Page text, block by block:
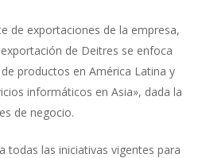
de exportaciones de la empresa,
de Deitres se enfoca
productos en América Latina y
informáticos en Asia», dada la
de negocio.
todas las iniciativas vigentes para